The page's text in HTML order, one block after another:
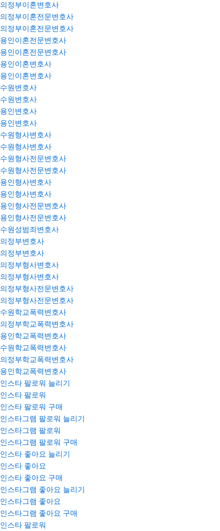
의정부이혼변호사
의정부이혼전문변호사
의정부이혼전문변호사
용인이혼전문변호사
용인이혼전문변호사
용인이혼변호사
용인이혼변호사
수원변호사
수원변호사
용인변호사
용인변호사
수원형사변호사
수원형사변호사
수원형사전문변호사
수원형사전문변호사
용인형사변호사
용인형사변호사
용인형사전문변호사
용인형사전문변호사
수원성범죄변호사
의정부변호사
의정부변호사
의정부형사변호사
의정부형사변호사
의정부형사전문변호사
의정부형사전문변호사
수원학교폭력변호사
의정부학교폭력변호사
용인학교폭력변호사
수원학교폭력변호사
의정부학교폭력변호사
용인학교폭력변호사
인스타 팔로워 늘리기
인스타 팔로워
인스타 팔로워 구매
인스타그램 팔로워 늘리기
인스타그램 팔로워
인스타그램 팔로워 구매
인스타 좋아요 늘리기
인스타 좋아요
인스타 좋아요 구매
인스타그램 좋아요 늘리기
인스타그램 좋아요
인스타그램 좋아요 구매
인스타 팔로워